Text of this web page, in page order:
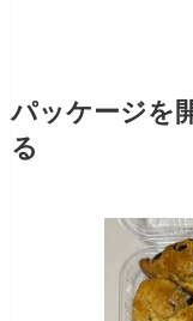
パッケージを
る